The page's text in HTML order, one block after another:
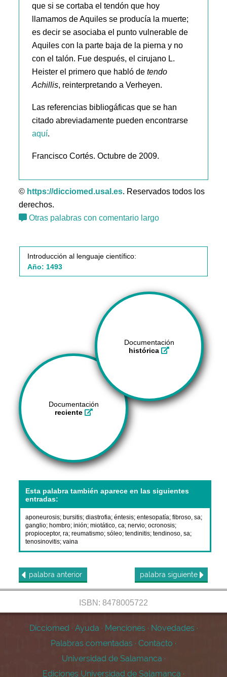
que si se cortaba el tendón que hoy
llamamos de Aquiles se producía la muerte;
es decir se asociaba el punto vulnerable de
Aquiles con la parte baja de la pierna y no
con el talón. Fue después, el cirujano L.
Heister el primero que habló detendo
Achillis, reinterpretando a Verheyen.
Las referencias bibliogáficas que se han
citado abreviadamente pueden encontrarse
aquí.
Francisco Cortés. Octubre de 2009.
© https://dicciomed.usal.es. Reservados todos los
derechos.
Otras palabras con comentario largo
Introducción al lenguaje científico:
Año: 1493
Documentación
histórica
Documentación
reciente
Esta palabra también aparece en las siguientes
entradas:
aponeurosis; bursitis;diastrofia;éntesis;entesopatía;fibroso, sa;
ganglio; hombro;inión;miotático, ca;nervio;ocronosis;
propioceptor, ra;reumatismo;sóleo;tendinitis;tendinoso, sa;
tenosinovitis;vaina
palabra anterior palabra siguiente
ISBN: 8478005722
Dicciomed · Ayuda · Menciones · Novedades ·
Palabras comentadas · Contacto ·
Universidad de Salamanca ·
Ediciones Universidad de Salamanca ·